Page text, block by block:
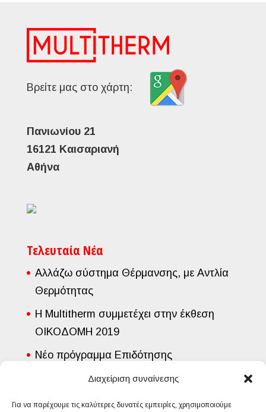
Διαχείριση συναίνεσης
Για να παρέχουμε τις καλύτερες δυνατές εμπειρίες, χρησιμοποιούμε
Βρείτε μας στο χάρτη:
Πανιωνίου 21
16121 Καισαριανή
Αθήνα
Τελευταία Νέα
Αλλάζω σύστημα Θέρμανσης, με Αντλία
Θερμότητας
Η Multitherm συμμετέχει στην έκθεση
ΟΙΚΟΔΟΜΗ 2019
Νέο πρόγραμμα Επιδότησης
Εγκατάστασης Φυσικού Αερίου από την